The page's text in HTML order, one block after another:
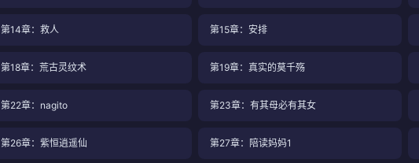
第14章：救人 第15章：安排
第18章：荒古灵纹术 第19章：真实的莫千殇
第22章：nagito 第23章：有其母必有其女
第26章：紫恒逍遥仙 第27章：陪读妈妈1